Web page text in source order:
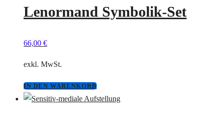
Lenormand Symbolik-Set
66,00 €
exkl. MwSt.
IN DEN WARENKORB